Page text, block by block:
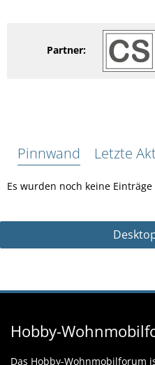
Partner:
Pinnwand Letzte
Es wurden noch keine
Hobby-
Das Hobby-Wohnmobilforum